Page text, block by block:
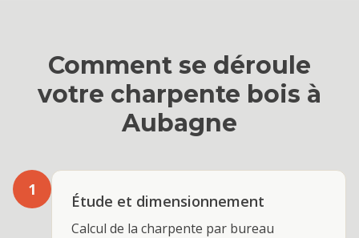
Comment se déroule
votre charpente bois à
Aubagne
1
Étude et dimensionnement
Calcul de la charpente par bureau